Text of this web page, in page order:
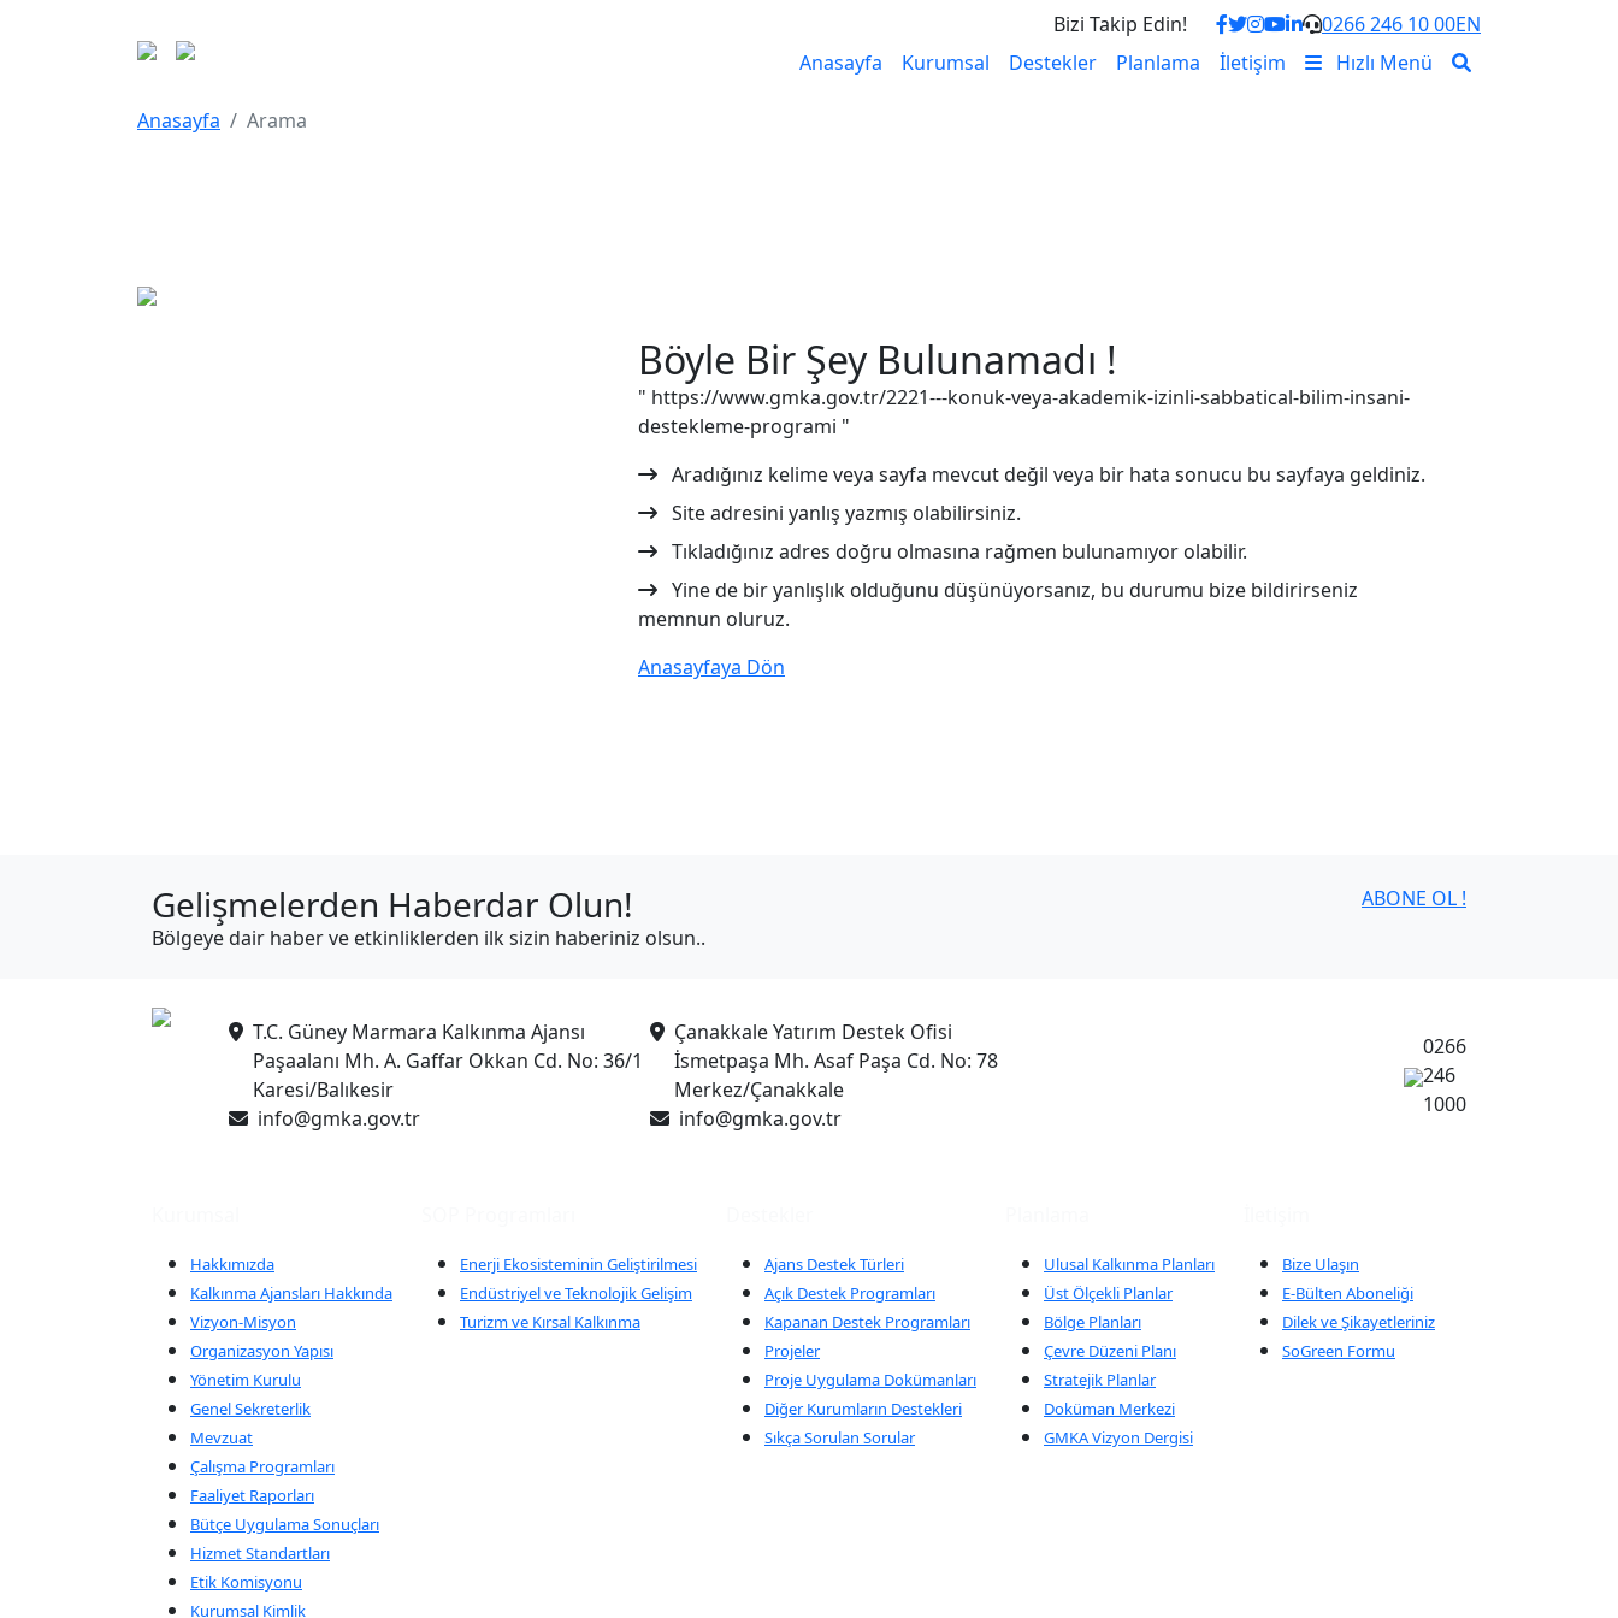
Bizi Takip Edin! 0266 246 10 00EN
Anasayfa
Kurumsal Destekler Planlama İletişim Hızlı Menü
Anasayfa Arama
Böyle Bir Şey Bulunamadı !
" https://www.gmka.gov.tr/2221---konuk-veya-akademik-izinli-sabbatical-bilim-insani-
destekleme-programi "
Aradığınız kelime veya sayfa mevcut değil veya bir hata sonucu bu sayfaya geldiniz.
Site adresini yanlış yazmış olabilirsiniz.
Tıkladığınız adres doğru olmasına rağmen bulunamıyor olabilir.
Yine de bir yanlışlık olduğunu düşünüyorsanız, bu durumu bize bildirirseniz
memnun oluruz.
Anasayfaya Dön
Gelişmelerden Haberdar Olun!
Bölgeye dair haber ve etkinliklerden ilk sizin haberiniz olsun..
ABONE OL !
T.C. Güney Marmara Kalkınma Ajansı
Paşaalanı Mh. A. Gaffar Okkan Cd. No: 36/1
Karesi/Balıkesir
info@gmka.gov.tr
Çanakkale Yatırım Destek Ofisi
İsmetpaşa Mh. Asaf Paşa Cd. No: 78
Merkez/Çanakkale
info@gmka.gov.tr
0266
246
1000
Hakkımızda
Kalkınma Ajansları Hakkında
Vizyon-Misyon
Organizasyon Yapısı
Yönetim Kurulu
Genel Sekreterlik
Mevzuat
Çalışma Programları
Faaliyet Raporları
Bütçe Uygulama Sonuçları
Hizmet Standartları
Etik Komisyonu
Kurumsal Kimlik
Enerji Ekosisteminin Geliştirilmesi
Endüstriyel ve Teknolojik Gelişim
Turizm ve Kırsal Kalkınma
Ajans Destek Türleri
Açık Destek Programları
Kapanan Destek Programları
Projeler
Proje Uygulama Dokümanları
Diğer Kurumların Destekleri
Sıkça Sorulan Sorular
Ulusal Kalkınma Planları
Üst Ölçekli Planlar
Bölge Planları
Çevre Düzeni Planı
Stratejik Planlar
Doküman Merkezi
GMKA Vizyon Dergisi
Bize Ulaşın
E-Bülten Aboneliği
Dilek ve Şikayetleriniz
SoGreen Formu